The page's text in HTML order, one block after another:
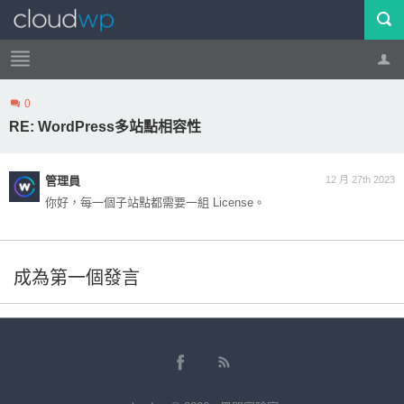
帳號 登出
0
RE: WordPress多站點相容性
12 月 27th 2023
管理員
你好，每一個子站點都需要一組 License。
成為第一個發言